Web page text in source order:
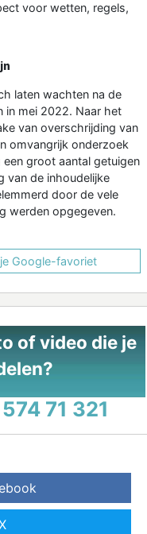
voor wetten, regels,
laten wachten na de
in mei 2022. Naar het
van overschrijding van
omvangrijk onderzoek
groot aantal getuigen
van de inhoudelijke
door de vele
werden opgegeven.
Google-favoriet
of video die je
71 321